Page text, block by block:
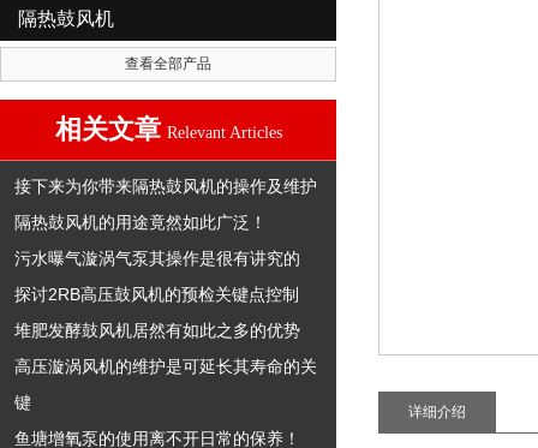
隔热鼓风机
查看全部产品
相关文章 Relevant Articles
接下来为你带来隔热鼓风机的操作及维护
隔热鼓风机的用途竟然如此广泛！
污水曝气漩涡气泵其操作是很有讲究的
探讨2RB高压鼓风机的预检关键点控制
堆肥发酵鼓风机居然有如此之多的优势
高压漩涡风机的维护是可延长其寿命的关
键
鱼塘增氧泵的使用离不开日常的保养！
详细介绍